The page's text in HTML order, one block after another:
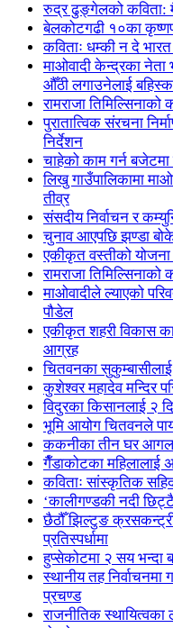
रुद्र ढुङ्गेलको कविता:
बेलकोटगढी १०का
कविताः धम्की न दे
माओवादी केन्द्रका नेता
औँठी लगाउनेलाई
रामराजा तिमिल्सिनाको
पुरातात्विक संरचना
निर्देशन
चाहेको काम गर्न बजेटमा
लिखु गाउँपालिकामा
तीव्र
संसदीय निर्वाचन र
चुनाव आएपछि झण्डा
एकीकृत वस्तीको योजना
रामराजा तिमिल्सिनाको
माओवादीले ल्याएको
पौडेल
एकीकृत शहरी विकास
आग्रह
चितवनका सुकुम्बासीलाई
कुशेश्वर महादेव मन्दिर
विदुरका किसानलाई २
भूमि आयोग चितवनले
ककनीका तीन घर
गैँडाकोटका महिलालाई
कविताः सांस्कृतिक
‘कालीगण्डकी नदी
छैठौँ झिल्टुङ क्रसकन्ट्री
प्रतिस्पर्धामा
हुप्सेकोटमा २ सय भन्दा
स्थानीय तह
प्रचण्ड
राजनीतिक